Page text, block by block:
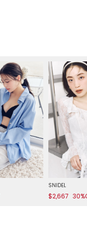
SNIDEL
$2,667